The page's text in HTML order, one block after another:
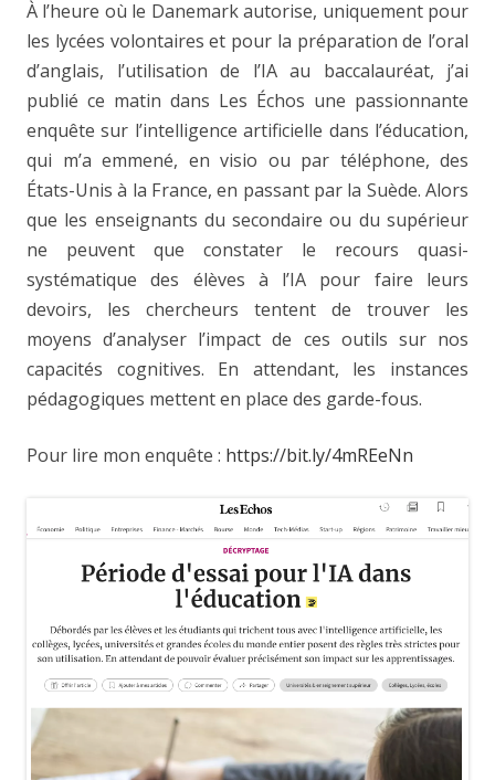
À l’heure où le Danemark autorise, uniquement pour
les lycées volontaires et pour la préparation de l’oral
d’anglais, l’utilisation de l’IA au baccalauréat, j’ai
publié ce matin dans Les Échos une passionnante
enquête sur l’intelligence artificielle dans l’éducation,
qui m’a emmené, en visio ou par téléphone, des
États-Unis à la France, en passant par la Suède. Alors
que les enseignants du secondaire ou du supérieur
ne peuvent que constater le recours quasi-
systématique des élèves à l’IA pour faire leurs
devoirs, les chercheurs tentent de trouver les
moyens d’analyser l’impact de ces outils sur nos
capacités cognitives. En attendant, les instances
pédagogiques mettent en place des garde-fous.
Pour lire mon enquête : https://bit.ly/4mREeNn